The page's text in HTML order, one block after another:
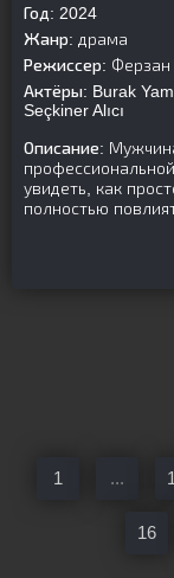
Год: 2024
Жанр: драма
Режиссер: Ферзан
Актёры: Burak
Seçkiner Alıcı
Описание:
увидеть, как
полностью
1 ...
16